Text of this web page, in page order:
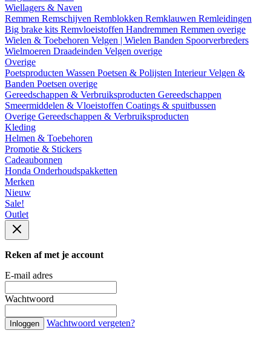
Wiellagers & Naven
Remmen Remschijven Remblokken Remklauwen Remleidingen
Big brake kits Remvloeistoffen Handremmen Remmen overige
Wielen & Toebehoren Velgen | Wielen Banden Spoorverbreders
Wielmoeren Draadeinden Velgen overige
Overige
Poetsproducten Wassen Poetsen & Polijsten InterieurVelgen &
Banden Poetsen overige
Gereedschappen & Verbruiksproducten Gereedschappen
Smeermiddelen & Vloeistoffen Coatings & spuitbussen
Overige Gereedschappen & Verbruiksproducten
Kleding
Helmen & Toebehoren
Promotie & Stickers
Cadeaubonnen
Honda Onderhoudspakketten
Merken
Nieuw
Sale!
Outlet
Reken af met je account
E-mail adres
Wachtwoord
Inloggen Wachtwoord vergeten?